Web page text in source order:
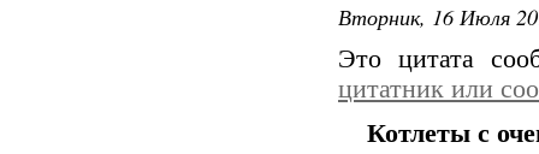
Вторник, 16 Июля
Это цитата
цитатник или
Котлеты с